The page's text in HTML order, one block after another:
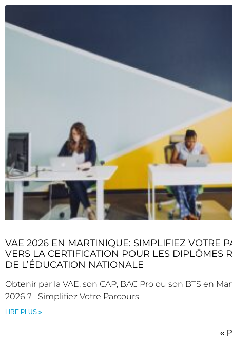
VAE 2026 EN MARTINIQUE: SIMPLIFIEZ VOTRE
VERS LA CERTIFICATION POUR LES DIPLÔMES
DE L’ÉDUCATION NATIONALE
Obtenir par la VAE, son CAP, BAC Pro ou son BTS en
2026 ? Simplifiez Votre Parcours
LIRE PLUS »
«